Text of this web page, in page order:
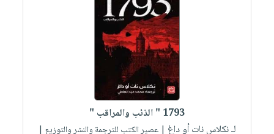
1793 " الذئب والمراقب "
لـ نكلاس نات أو داغ | عصير الكتب للترجمة والنشر والتوزيع |